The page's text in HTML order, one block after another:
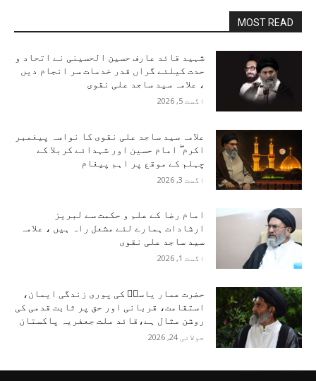
MOST READ
شہید قائد عارف حسین الحسینی نے اتحاد و
حدت کیلئے گراں قدر خدمات سر انجام دیں
، علامہ سید ساجد علی نقوی
اگست 5, 2026
علامہ سید ساجد علی نقوی کا نواسہ پیغمبر
اکرم ۖ امام حسین اور شہدائے کربلا کے
چہلم کے موقع پر اہم پیغام
اگست 3, 2026
امام رضا کے علم و حکمت سے لبریز
ارشادات ہمارے لئے مشعل راہ ہیں ، علامہ
سید ساجد علی نقوی
اگست 1, 2026
حضرت عمار یاسرؑ کی پوری زندگی ایمان،
استقامت، قربانی اور حق پر ثابت قدمی کی
روشن مثال ہے،قائد ملت جعفریہ پاکستان
جولائی 24, 2026